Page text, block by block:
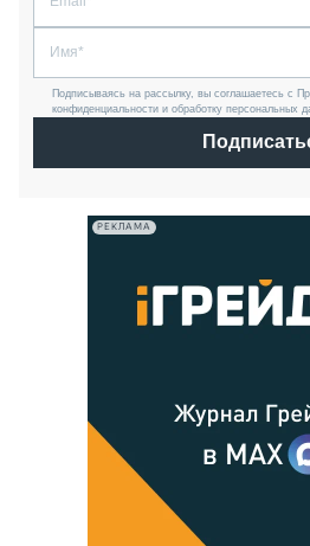
Подписываясь на рассылку, вы соглашаетесь с
конфиденциальности и обработку персональных
РЕКЛАМА